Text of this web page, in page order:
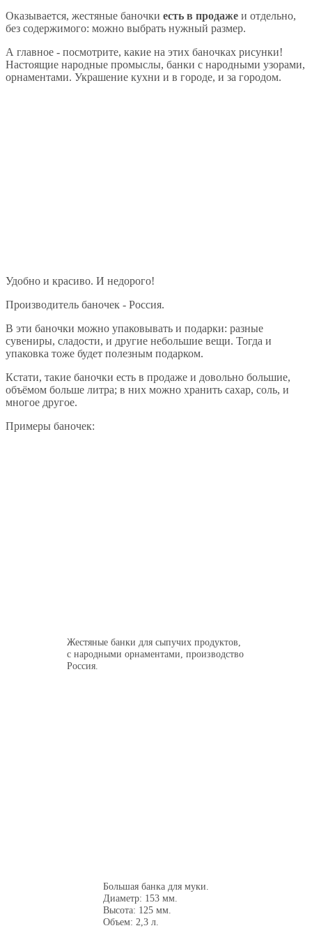
Оказывается, жестяные баночки есть в продаже и отдельно,
без содержимого: можно выбрать нужный размер.
А главное - посмотрите, какие на этих баночках рисунки!
Настоящие народные промыслы, банки с народными узорами,
орнаментами. Украшение кухни и в городе, и за городом.
Удобно и красиво. И недорого!
Производитель баночек - Россия.
В эти баночки можно упаковывать и подарки: разные
сувениры, сладости, и другие небольшие вещи. Тогда и
упаковка тоже будет полезным подарком.
Кстати, такие баночки есть в продаже и довольно большие,
объёмом больше литра; в них можно хранить сахар, соль, и
многое другое.
Примеры баночек:
Жестяные банки для сыпучих продуктов,
с народными орнаментами, производство
Россия.
Большая банка для муки.
Диаметр: 153 мм.
Высота: 125 мм.
Объем: 2,3 л.